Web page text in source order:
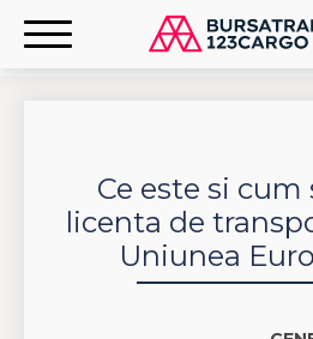
Ce este si
licenta de
Uniunea